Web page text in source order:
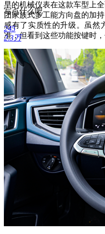
早的机械仪表在这款车型上
团家族式多工能方向盘的加
感有了实质性的升级。虽然
准，但看到这些功能按键时
写点什么吧
245
2.3万